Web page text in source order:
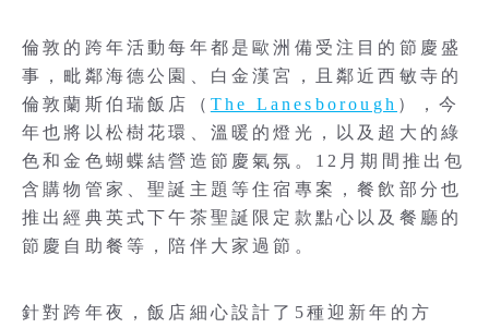
倫敦的跨年活動每年都是歐洲備受注目的節慶盛
事，毗鄰海德公園、白金漢宮，且鄰近西敏寺的
倫敦蘭斯伯瑞飯店（ The Lanesborough ），今
年也將以松樹花環、溫暖的燈光，以及超大的綠
色和金色蝴蝶結營造節慶氣氛。12月期間推出包
含購物管家、聖誕主題等住宿專案，餐飲部分也
推出經典英式下午茶聖誕限定款點心以及餐廳的
節慶自助餐等，陪伴大家過節。
針對跨年夜，飯店細心設計了5種迎新年的方